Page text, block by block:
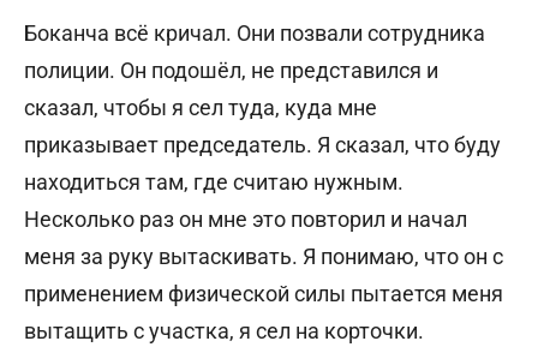
Боканча всё кричал. Они позвали сотрудника
полиции. Он подошёл, не представился и
сказал, чтобы я сел туда, куда мне
приказывает председатель. Я сказал, что буду
находиться там, где считаю нужным.
Несколько раз он мне это повторил и начал
меня за руку вытаскивать. Я понимаю, что он с
применением физической силы пытается меня
вытащить с участка, я сел на корточки.